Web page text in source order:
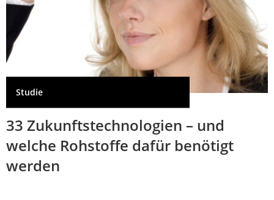
Studie
33 Zukunftstechnologien – und
welche Rohstoffe dafür benötigt
werden